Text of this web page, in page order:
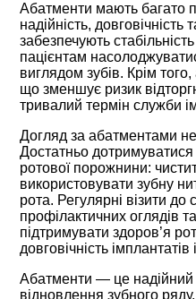
Абатменти мають багато
надійність, довговічність
забезпечують
пацієнтам
виглядом зубів. Крім
що зменшує ризик
тривалий термін служби
Догляд за абатментами
Достатньо дотримуватися
ротової порожнини:
використовувати зубну
рота. Регулярні візити до
профілактичних оглядів
підтримувати здоров’я
довговічність імплантатів
Абатменти — це надійний
відновлення зубного